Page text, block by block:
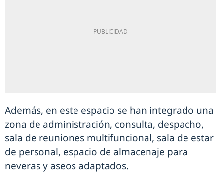
Además, en este espacio se han integrado una
zona de administración, consulta, despacho,
sala de reuniones multifuncional, sala de estar
de personal, espacio de almacenaje para
neveras y aseos adaptados.